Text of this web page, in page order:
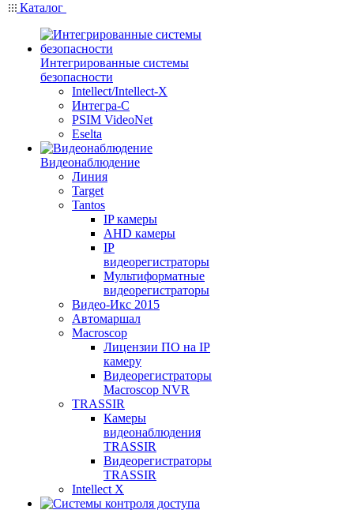
Каталог
Интегрированные системы
безопасности
Intellect/Intellect-X
Интегра-С
PSIM VideoNet
Eselta
Видеонаблюдение
Линия
Target
Tantos
IP камеры
AHD камеры
IP
видеорегистраторы
Мультиформатные
видеорегистраторы
Видео-Икс 2015
Автомаршал
Macroscop
Лицензии ПО на IP
камеру
Видеорегистраторы
Macroscop NVR
TRASSIR
Камеры
видеонаблюдения
TRASSIR
Видеорегистраторы
TRASSIR
Intellect X